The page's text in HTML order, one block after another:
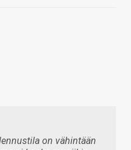
on vähintään